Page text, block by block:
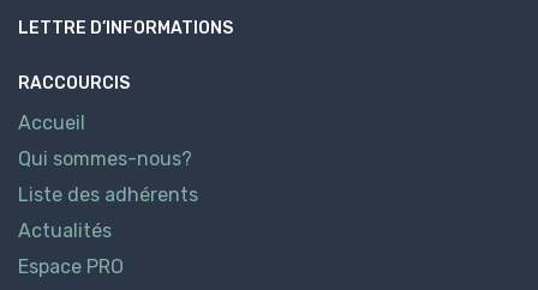
LETTRE D’INFORMATIONS
RACCOURCIS
Accueil
Qui sommes-nous?
Liste des adhérents
Actualités
Espace PRO